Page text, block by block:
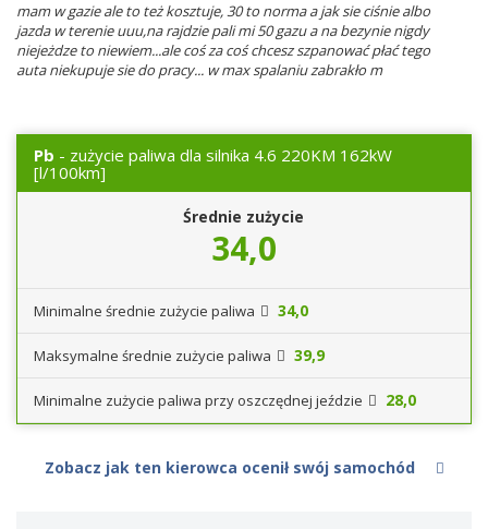
mam w gazie ale to też kosztuje, 30 to norma a jak sie ciśnie albo
jazda w terenie uuu,na rajdzie pali mi 50 gazu a na bezynie nigdy
niejeżdze to niewiem...ale coś za coś chcesz szpanować płać tego
auta niekupuje sie do pracy... w max spalaniu zabrakło m
Pb - zużycie paliwa dla silnika 4.6 220KM 162kW
[l/100km]
Średnie zużycie
34,0
Minimalne średnie zużycie paliwa 34,0
Maksymalne średnie zużycie paliwa 39,9
Minimalne zużycie paliwa przy oszczędnej jeździe 28,0
Zobacz jak ten kierowca ocenił swój samochód